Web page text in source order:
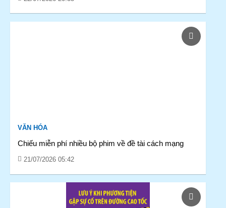
VĂN HÓA
Chiếu miễn phí nhiều bộ phim về đề tài cách mạng
21/07/2026 05:42